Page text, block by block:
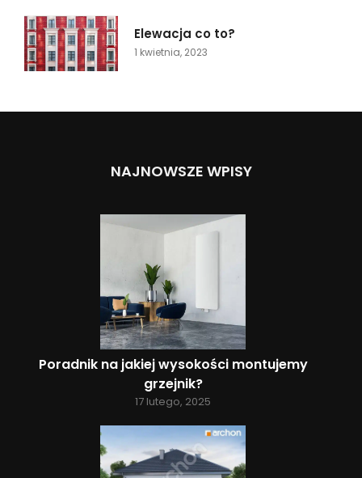
Elewacja co to?
1 kwietnia, 2023
NAJNOWSZE WPISY
Poradnik na jakiej wysokości montujemy
grzejnik?
17 lutego, 2025